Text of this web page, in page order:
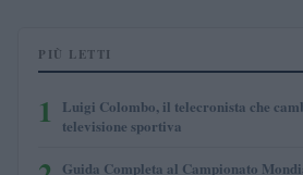
PIÙ LETTI
1
Luigi Colombo, il telecronista che
televisione sportiva
Guida Completa al Campionato